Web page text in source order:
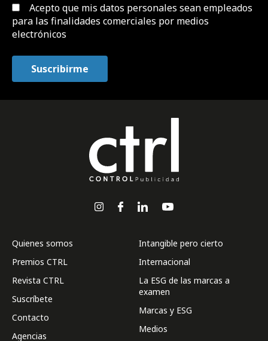
Acepto que mis datos personales sean empleados
para las finalidades comerciales por medios
electrónicos
Quienes somos
Premios CTRL
Revista CTRL
Suscríbete
Contacto
Agencias
Intangible pero cierto
Internacional
La ESG de las marcas a
examen
Marcas y ESG
Medios